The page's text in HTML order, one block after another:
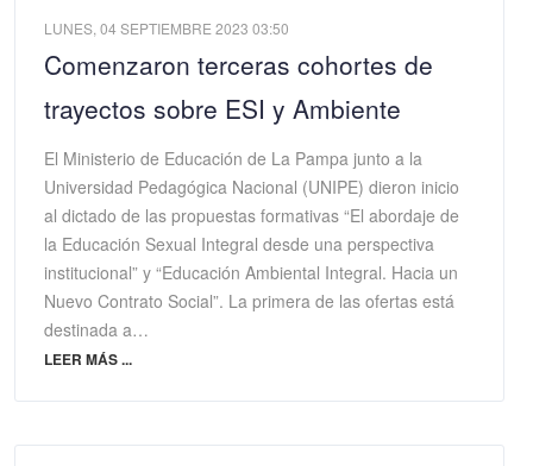
LUNES, 04 SEPTIEMBRE 2023 03:50
Comenzaron terceras cohortes de
trayectos sobre ESI y Ambiente
El Ministerio de Educación de La Pampa junto a la
Universidad Pedagógica Nacional (UNIPE) dieron inicio
al dictado de las propuestas formativas “El abordaje de
la Educación Sexual Integral desde una perspectiva
institucional” y “Educación Ambiental Integral. Hacia un
Nuevo Contrato Social”. La primera de las ofertas está
destinada a…
LEER MÁS ...